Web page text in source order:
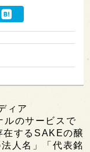
ィア
ルのサービスで
在するSAKEの醸
人名」「代表銘